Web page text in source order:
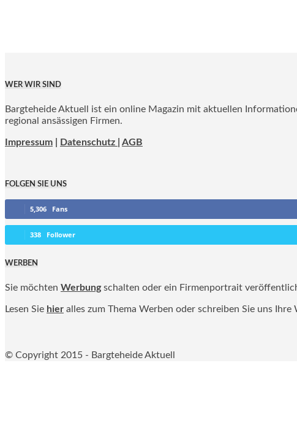
WER WIR SIND
Bargteheide Aktuell ist ein online Magazin mit aktuellen
regional ansässigen Firmen.
Impressum Datenschutz | AGB
FOLGEN SIE UNS
5,306 Fans
338 Follower
WERBEN
Sie möchten Werbung schalten oder ein Firmenportrait
Lesen Sie hier alles zum Thema Werben oder schreiben Sie uns Ihre
© Copyright 2015 - Bargteheide Aktuell